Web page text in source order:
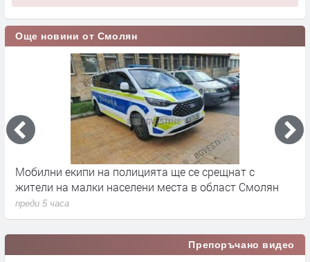
Още новини от Смолян
Мобилни екипи на полицията ще се срещнат с
жители на малки населени места в област Смолян
преди 5 часа
Препоръчано видео